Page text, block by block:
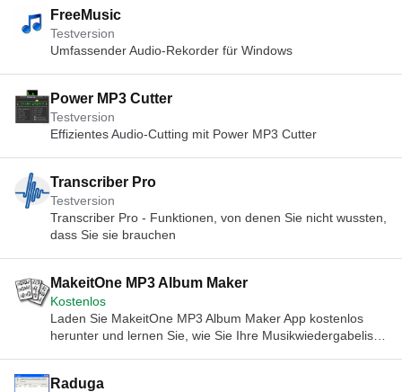
FreeMusic
Testversion
Umfassender Audio-Rekorder für Windows
Power MP3 Cutter
Testversion
Effizientes Audio-Cutting mit Power MP3 Cutter
Transcriber Pro
Testversion
Transcriber Pro - Funktionen, von denen Sie nicht wussten,
dass Sie sie brauchen
MakeitOne MP3 Album Maker
Kostenlos
Laden Sie MakeitOne MP3 Album Maker App kostenlos
herunter und lernen Sie, wie Sie Ihre Musikwiedergabeliste
Raduga